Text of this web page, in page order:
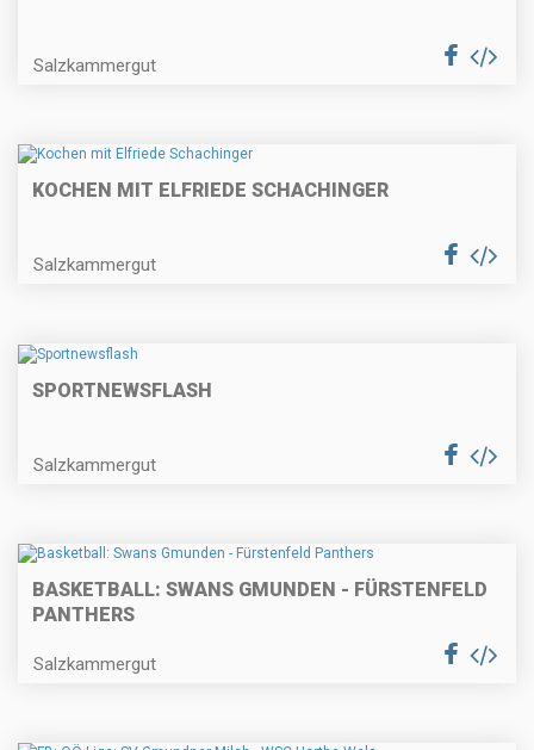
Salzkammergut
KOCHEN MIT ELFRIEDE SCHACHINGER
Salzkammergut
SPORTNEWSFLASH
Salzkammergut
BASKETBALL: SWANS GMUNDEN - FÜRSTENFELD
PANTHERS
Salzkammergut